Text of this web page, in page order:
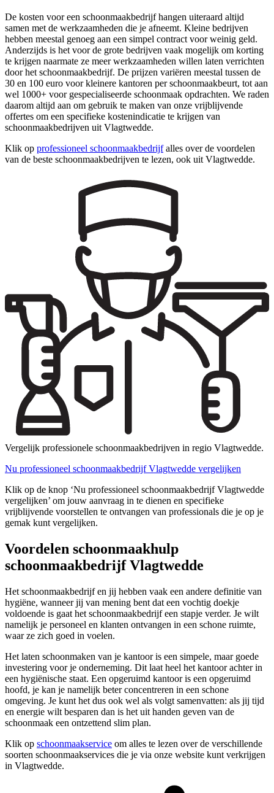
De kosten voor een schoonmaakbedrijf hangen uiteraard altijd
samen met de werkzaamheden die je afneemt. Kleine bedrijven
hebben meestal genoeg aan een simpel contract voor weinig geld.
Anderzijds is het voor de grote bedrijven vaak mogelijk om korting
te krijgen naarmate ze meer werkzaamheden willen laten verrichten
door het schoonmaakbedrijf. De prijzen variëren meestal tussen de
30 en 100 euro voor kleinere kantoren per schoonmaakbeurt, tot aan
wel 1000+ voor gespecialiseerde schoonmaak opdrachten. We raden
daarom altijd aan om gebruik te maken van onze vrijblijvende
offertes om een specifieke kostenindicatie te krijgen van
schoonmaakbedrijven uit Vlagtwedde.
Klik op professioneel schoonmaakbedrijfalles over de voordelen
van de beste schoonmaakbedrijven te lezen, ook uit Vlagtwedde.
Vergelijk professionele schoonmaakbedrijven in regio Vlagtwedde.
Nu professioneel schoonmaakbedrijf Vlagtwedde vergelijken
Klik op de knop ‘Nu professioneel schoonmaakbedrijf Vlagtwedde
vergelijken’ om jouw aanvraag in te dienen en specifieke
vrijblijvende voorstellen te ontvangen van professionals die je op je
gemak kunt vergelijken.
Voordelen schoonmaakhulp
schoonmaakbedrijf Vlagtwedde
Het schoonmaakbedrijf en jij hebben vaak een andere definitie van
hygiëne, wanneer jij van mening bent dat een vochtig doekje
voldoende is gaat het schoonmaakbedrijf een stapje verder. Je wilt
namelijk je personeel en klanten ontvangen in een schone ruimte,
waar ze zich goed in voelen.
Het laten schoonmaken van je kantoor is een simpele, maar goede
investering voor je onderneming. Dit laat heel het kantoor achter in
een hygiënische staat. Een opgeruimd kantoor is een opgeruimd
hoofd, je kan je namelijk beter concentreren in een schone
omgeving. Je kunt het dus ook wel als volgt samenvatten: als jij tijd
en energie wilt besparen dan is het uit handen geven van de
schoonmaak een ontzettend slim plan.
Klik op schoonmaakservice om alles te lezen over de verschillende
soorten schoonmaakservices die je via onze website kunt verkrijgen
in Vlagtwedde.